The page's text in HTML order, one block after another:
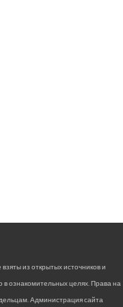
из открытых источников и
в ознакомительных целях. Права на
Администрация сайта